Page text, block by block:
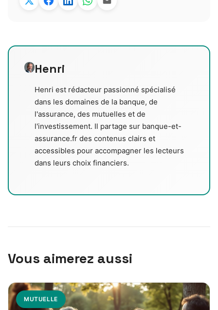
Henri
Henri est rédacteur passionné spécialisé
dans les domaines de la banque, de
l'assurance, des mutuelles et de
l'investissement. Il partage sur banque-et-
assurance.fr des contenus clairs et
accessibles pour accompagner les lecteurs
dans leurs choix financiers.
Vous aimerez aussi
MUTUELLE